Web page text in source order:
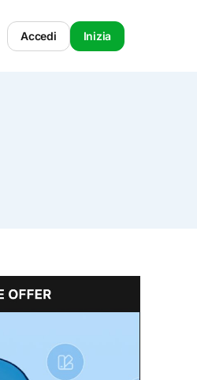
Accedi Inizia